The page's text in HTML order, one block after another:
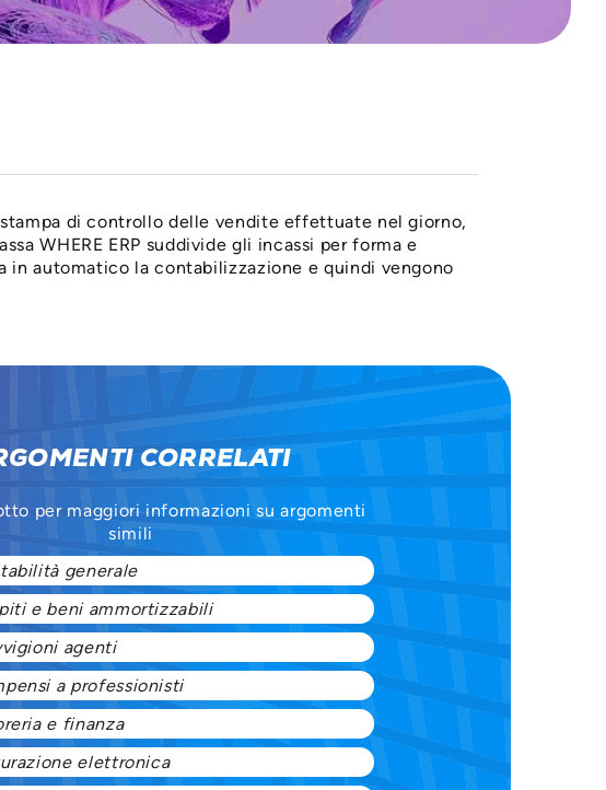
di controllo delle vendite effettuate nel giorno,
WHERE ERP suddivide gli incassi per forma e
in automatico la contabilizzazione e quindi vengono
CORRELATI
per maggiori informazioni su argomenti
simili
generale
e beni ammortizzabili
agenti
a professionisti
e finanza
elettronica